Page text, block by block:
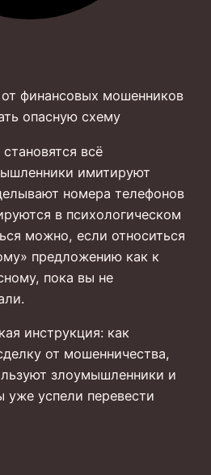
финансовых мошенников
опасную схему
всё
имитируют
номера телефонов
в психологическом
можно, если относиться
предложению как к
пока вы не
инструкция: как
от мошенничества,
злоумышленники и
уже успели перевести